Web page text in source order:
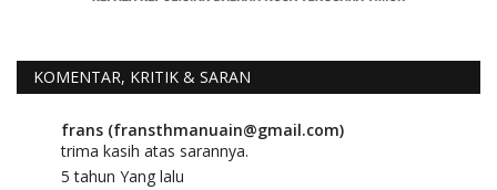
KOMENTAR, KRITIK & SARAN
frans (fransthmanuain@gmail.com)
trima kasih atas sarannya.
5 tahun Yang lalu